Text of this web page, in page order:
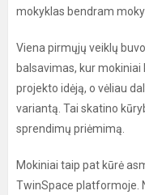
mokyklas bendram
Viena pirmųjų veiklų
balsavimas, kur
projekto idėją, o vėliau
variantą. Tai skatino
sprendimų priėmimą.
Mokiniai taip pat kūrė
TwinSpace platformoje.